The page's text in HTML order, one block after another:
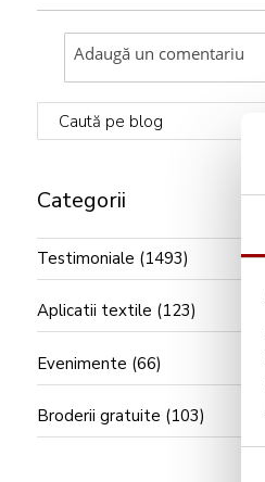
Caută pe blog
Categorii
Testimoniale (1493)
Aplicatii textile (123)
Evenimente (66)
Broderii gratuite (103)